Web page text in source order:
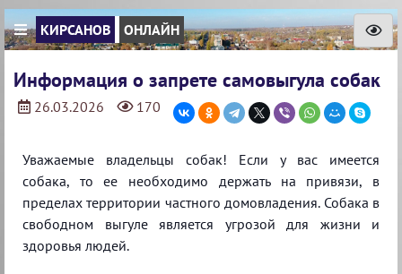
КИРСАНОВ ОНЛАЙН
Информация о запрете самовыгула собак
26.03.2026 170
Уважаемые владельцы собак! Если у вас имеется
собака, то ее необходимо держать на привязи, в
пределах территории частного домовладения. Собака в
свободном выгуле является угрозой для жизни и
здоровья людей.